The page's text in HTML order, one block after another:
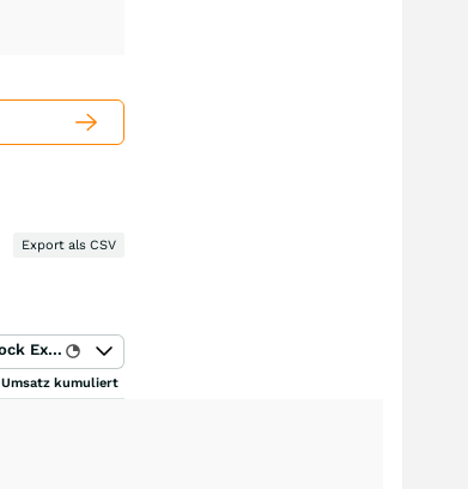
Export als CSV
Shanghai Stock Exchange
Umsatz kumuliert